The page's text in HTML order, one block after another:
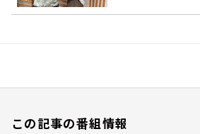
この記事の番組情報